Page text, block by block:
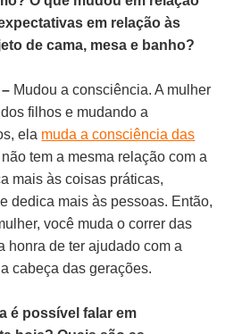
em relação às
de cama, mesa e banho?
Mudou a consciência. A mulher
filhos e mudando a
ela muda a consciência das
tem a mesma relação com a
mais às coisas práticas,
dedica mais às pessoas. Então,
você muda o correr das
honra de ter ajudado com a
cabeça das gerações.
é possível falar em